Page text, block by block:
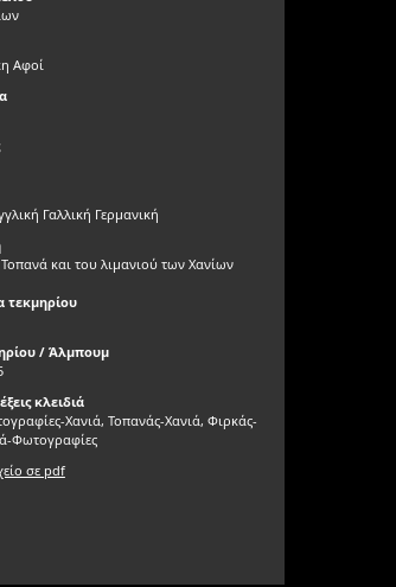
Αφοί
Γαλλική Γερμανική
και του λιμανιού των Χανίων
τεκμηρίου
/ Άλμπουμ
κλειδιά
Χανιά, Τοπανάς-Χανιά, Φιρκάς-
Φωτογραφίες
σε pdf